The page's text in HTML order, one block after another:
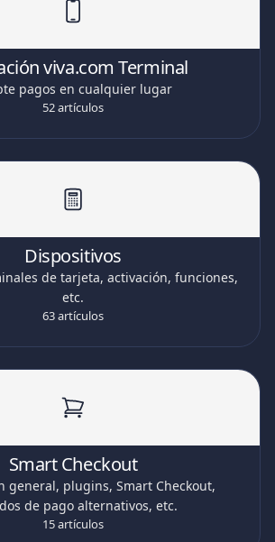
viva.com Terminal
pagos en cualquier lugar
52 artículos
Dispositivos
de tarjeta, activación, funciones,
etc.
63 artículos
Smart Checkout
general, plugins, Smart Checkout,
de pago alternativos, etc.
15 artículos